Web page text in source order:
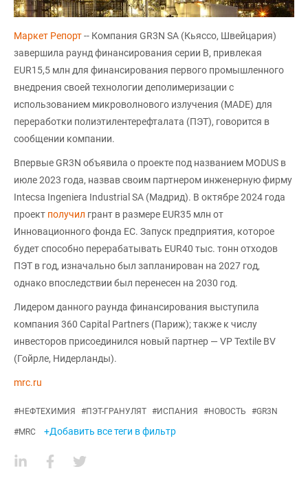
Маркет Репорт-- Компания GR3N SA (Кьяссо, Швейцария)
завершила раунд финансирования серии B, привлекая
EUR15,5 млн для финансирования первого промышленного
внедрения своей технологии деполимеризации с
использованием микроволнового излучения (MADE) для
переработки полиэтилентерефталата (ПЭТ), говорится в
сообщении компании.
Впервые GR3N объявила о проекте под названием MODUS в
июле 2023 года, назвав своим партнером инженерную фирму
Intecsa Ingeniera Industrial SA (Мадрид). В октябре 2024 года
проект получил грант в размере EUR35 млн от
Инновационного фонда ЕС. Запуск предприятия, которое
будет способно перерабатывать EUR40 тыс. тонн отходов
ПЭТ в год, изначально был запланирован на 2027 год,
однако впоследствии был перенесен на 2030 год.
Лидером данного раунда финансирования выступила
компания 360 Capital Partners (Париж); также к числу
инвесторов присоединился новый партнер — VP Textile BV
(Гойрле, Нидерланды).
mrc.ru
#НЕФТЕХИМИЯ #ПЭТ-ГРАНУЛЯТ #ИСПАНИЯ #НОВОСТЬ #GR3N
#MRC +Добавить все теги в фильтр